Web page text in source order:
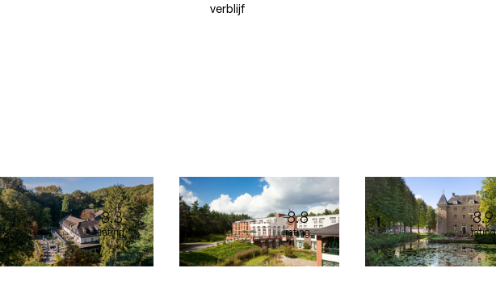
verblijf
8.3
rating
8.8
rating
8.9
rating